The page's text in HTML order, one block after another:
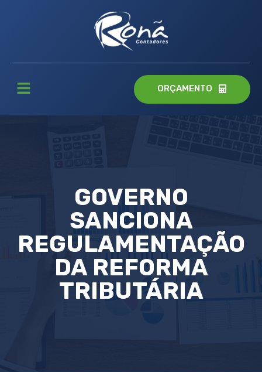
ORÇAMENTO
GOVERNO
SANCIONA
REGULAMENTAÇÃO
DA REFORMA
TRIBUTÁRIA